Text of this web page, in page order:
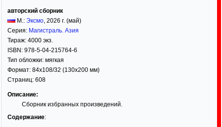
авторский сборник
М.: Эксмо, 2026 г. (май)
Серия: Магистраль. Азия
Тираж: 4000 экз.
ISBN: 978-5-04-215764-6
Тип обложки: мягкая
Формат: 84x108/32 (130x200 мм)
Страниц: 608
Описание:
Сборник избранных произведений.
Содержание: